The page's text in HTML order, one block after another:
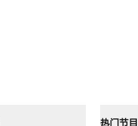
热门节目